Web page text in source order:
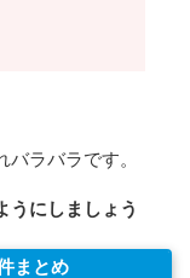
ラバラです。
うにしましょう
まとめ